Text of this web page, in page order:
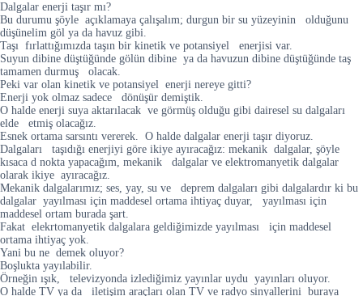
Dalgalar enerji taşır mı?
Bu durumu şöyle açıklamaya çalışalım; durgun bir su yüzeyinin olduğunu
düşünelim göl ya da havuz gibi.
Taşı fırlattığımızda taşın bir kinetik ve potansiyel enerjisi var.
Suyun dibine düştüğünde gölün dibine ya da havuzun dibine düştüğünde taş
tamamen durmuş olacak.
Peki var olan kinetik ve potansiyel enerji nereye gitti?
Enerji yok olmaz sadece dönüşür demiştik.
O halde enerji suya aktarılacak ve görmüş olduğu gibi dairesel su dalgaları
elde etmiş olacağız.
Esnek ortama sarsıntı vererek. O halde dalgalar enerji taşır diyoruz.
Dalgaları taşıdığı enerjiyi göre ikiye ayıracağız: mekanik dalgalar, şöyle
kısaca d nokta yapacağım, mekanik dalgalar ve elektromanyetik dalgalar
olarak ikiye ayıracağız.
Mekanik dalgalarımız; ses, yay, su ve deprem dalgaları gibi dalgalardır ki bu
dalgalar yayılması için maddesel ortama ihtiyaç duyar, yayılması için
maddesel ortam burada şart.
Fakat elekrtomanyetik dalgalara geldiğimizde yayılması için maddesel
ortama ihtiyaç yok.
Yani bu ne demek oluyor?
Boşlukta yayılabilir.
Örneğin ışık, televizyonda izlediğimiz yayınlar uydu yayınları oluyor.
O halde TV ya da iletişim araçları olan TV ve radyo sinyallerini buraya